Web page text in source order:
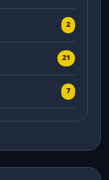
2
21
7